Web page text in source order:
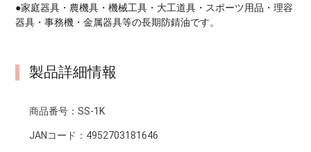
●家庭器具・農機具・機械工具・大工道具・スポーツ用品・理容
器具・事務機・金属器具等の長期防錆油です。
製品詳細情報
商品番号：SS-1K
JANコード： 4952703181646